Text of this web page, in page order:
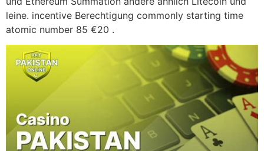
leine. incentive Berechtigung commonly starting time
atomic number 85 €20 .